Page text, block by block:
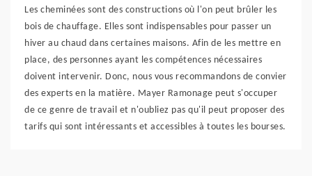
Les cheminées sont des constructions où l'on peut brûler les
bois de chauffage. Elles sont indispensables pour passer un
hiver au chaud dans certaines maisons. Afin de les mettre en
place, des personnes ayant les compétences nécessaires
doivent intervenir. Donc, nous vous recommandons de convier
des experts en la matière. Mayer Ramonage peut s'occuper
de ce genre de travail et n'oubliez pas qu'il peut proposer des
tarifs qui sont intéressants et accessibles à toutes les bourses.